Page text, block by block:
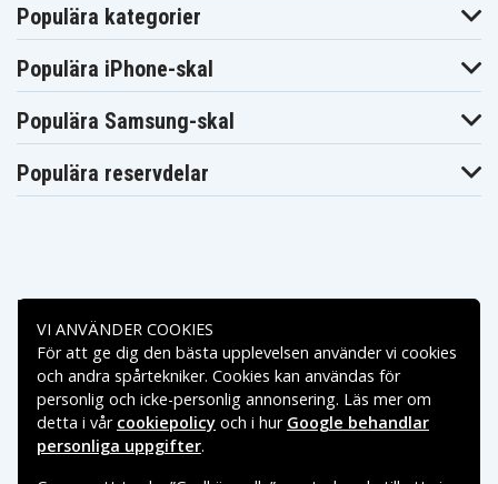
Populära kategorier
Populära iPhone-skal
Populära Samsung-skal
Populära reservdelar
Betalningsalternativ
Leveransalternativ
VI ANVÄNDER COOKIES
För att ge dig den bästa upplevelsen använder vi cookies
och andra spårtekniker. Cookies kan användas för
personlig och icke-personlig annonsering. Läs mer om
detta i vår cookiepolicy och i hur Google behandlar
personliga uppgifter.